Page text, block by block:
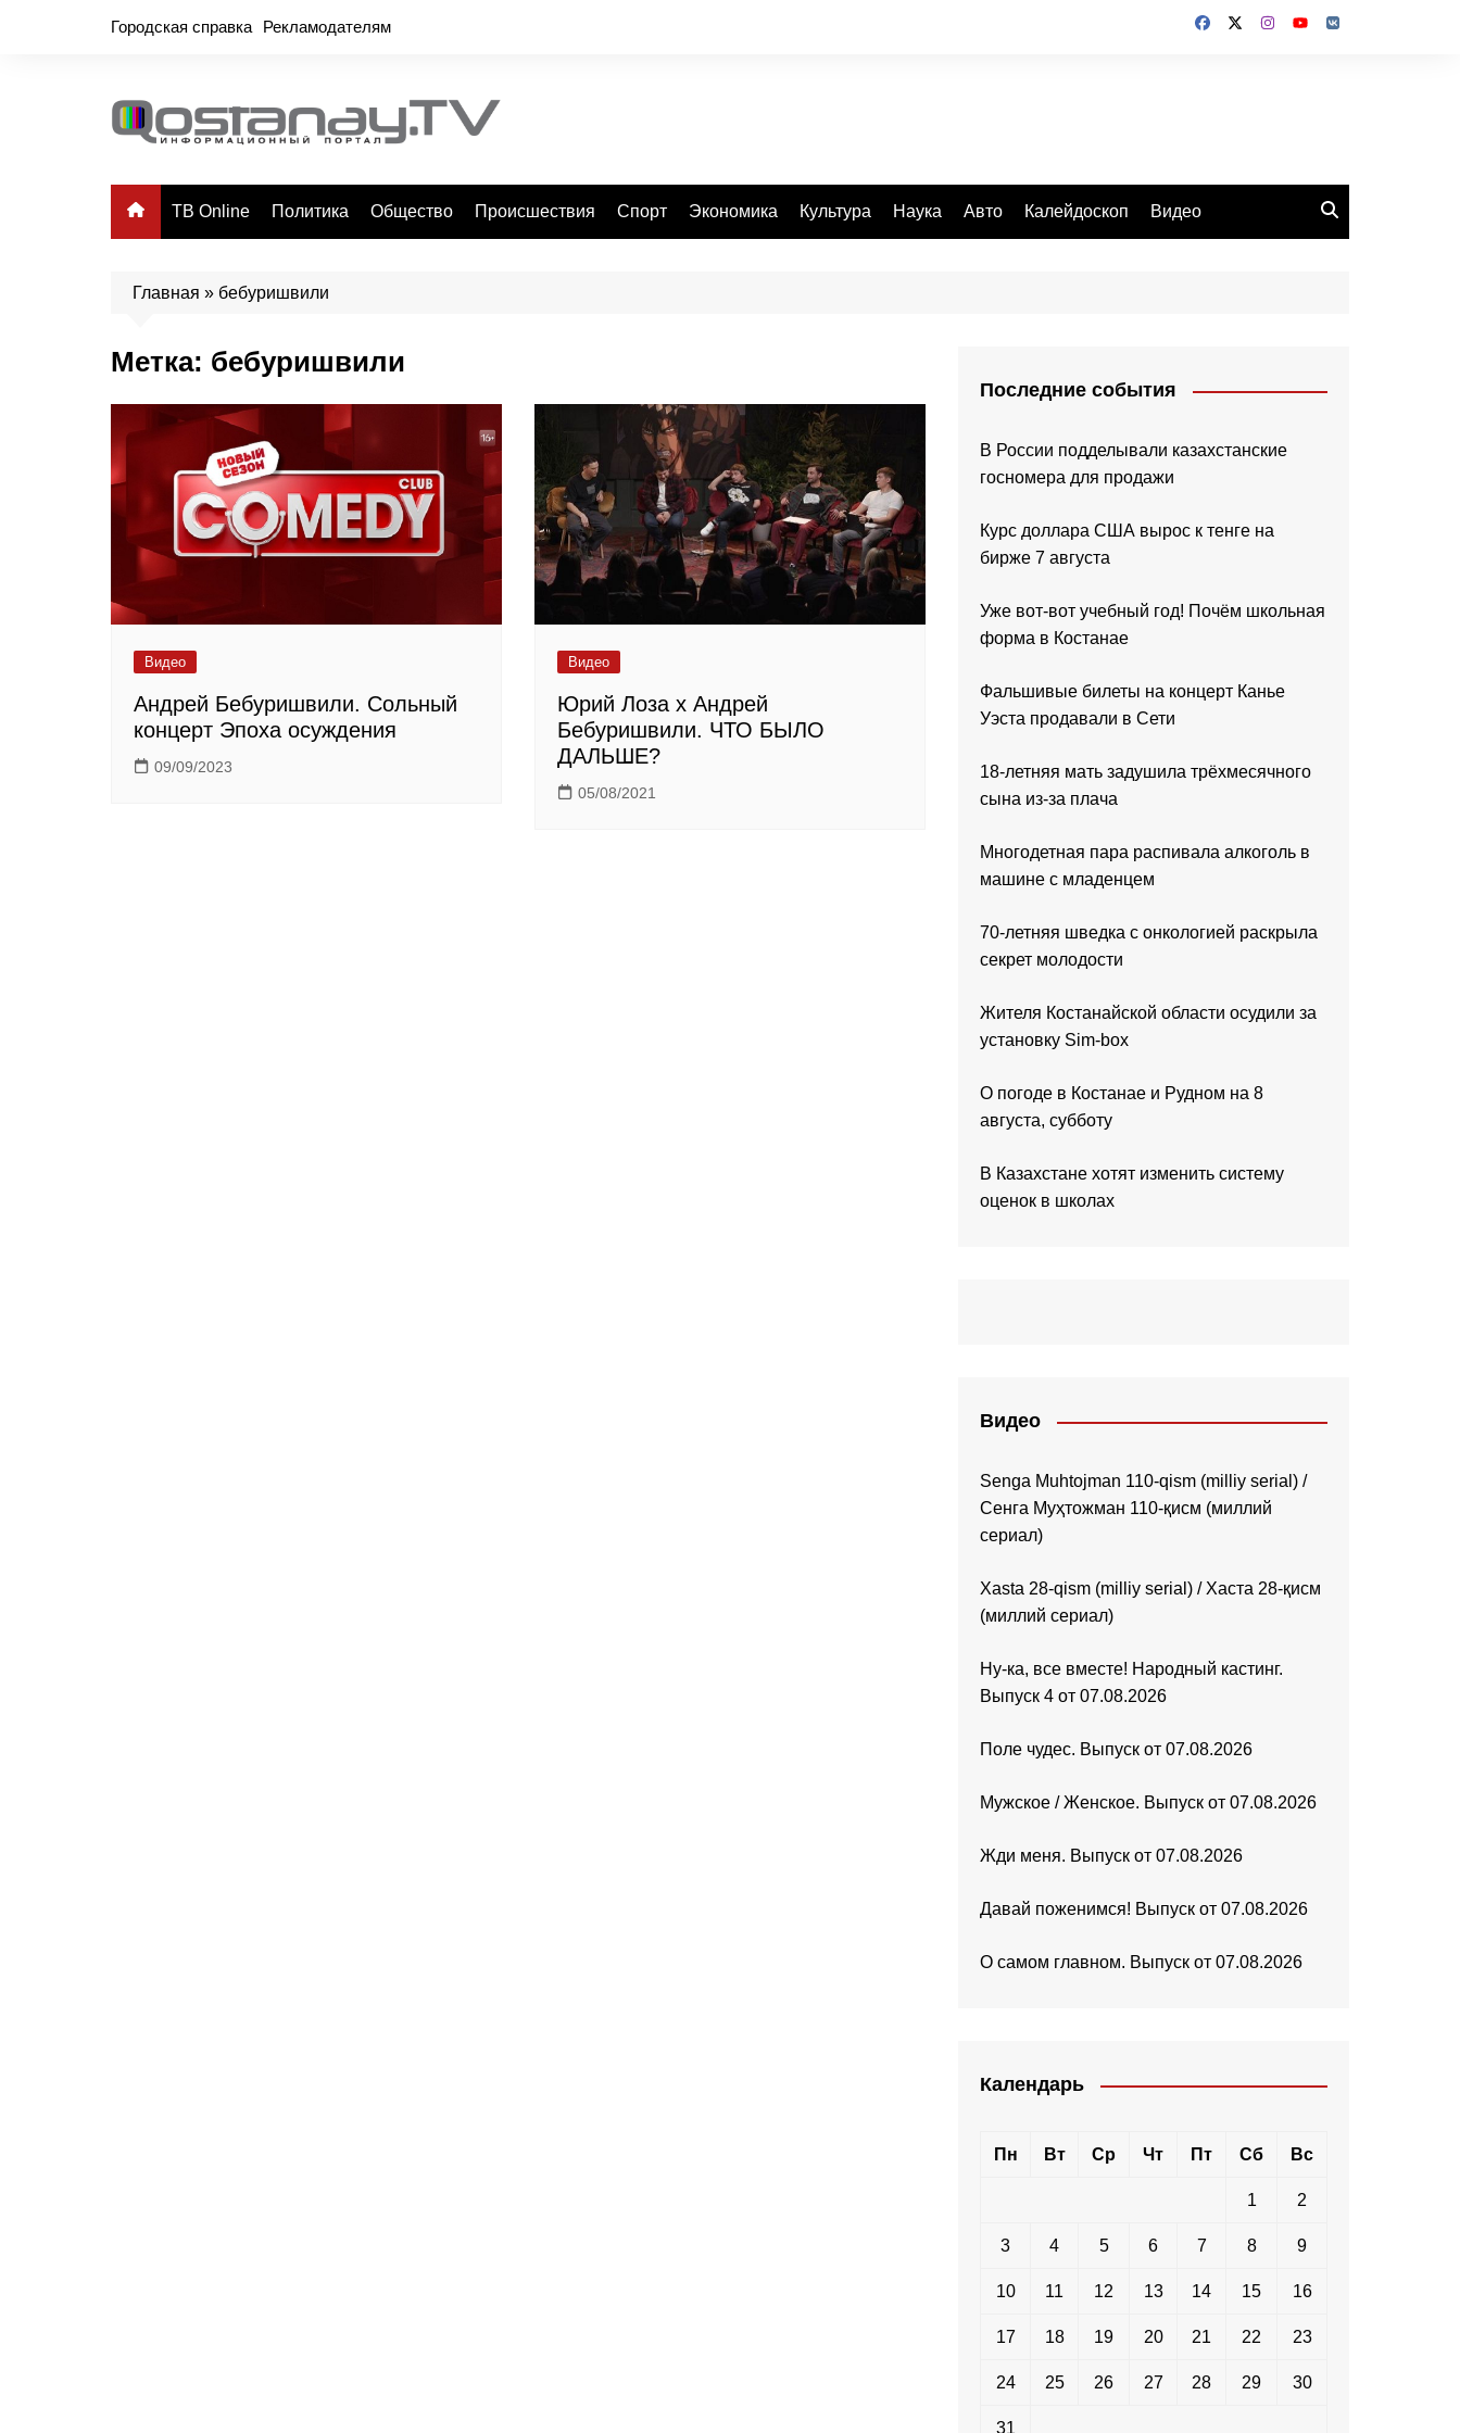
Городская справка Рекламодателям
ТВ Online Политика Общество Происшествия Спорт Экономика Культура Наука Авто Калейдоскоп Видео
Главная » бебуришвили
Метка: бебуришвили
Видео
Андрей Бебуришвили. Сольный
концерт Эпоха осуждения
09/09/2023
Видео
Юрий Лоза х Андрей
Бебуришвили. ЧТО БЫЛО
ДАЛЬШЕ?
05/08/2021
Последние события
В России подделывали казахстанские
госномера для продажи
Курс доллара США вырос к тенге на
бирже 7 августа
Уже вот-вот учебный год! Почём школьная
форма в Костанае
Фальшивые билеты на концерт Канье
Уэста продавали в Сети
18-летняя мать задушила трёхмесячного
сына из-за плача
Многодетная пара распивала алкоголь в
машине с младенцем
70-летняя шведка с онкологией раскрыла
секрет молодости
Жителя Костанайской области осудили за
установку Sim-box
О погоде в Костанае и Рудном на 8
августа, субботу
В Казахстане хотят изменить систему
оценок в школах
Видео
Senga Muhtojman 110-qism (milliy serial) /
Сенга Муҳтожман 110-қисм (миллий
сериал)
Xasta 28-qism (milliy serial) / Хаста 28-қисм
(миллий сериал)
Ну-ка, все вместе! Народный кастинг.
Выпуск 4 от 07.08.2026
Поле чудес. Выпуск от 07.08.2026
Мужское / Женское. Выпуск от 07.08.2026
Жди меня. Выпуск от 07.08.2026
Давай поженимся! Выпуск от 07.08.2026
О самом главном. Выпуск от 07.08.2026
Календарь
Пн Вт Ср Чт Пт Сб Вс
1 2
3 4 5 6 7 8 9
10 11 12 13 14 15 16
17 18 19 20 21 22 23
24 25 26 27 28 29 30
31